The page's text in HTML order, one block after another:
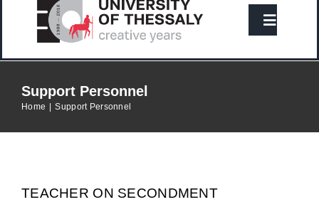
Toggle
Support Personnel
Home Support Personnel
TEACHER ON SECONDMENT